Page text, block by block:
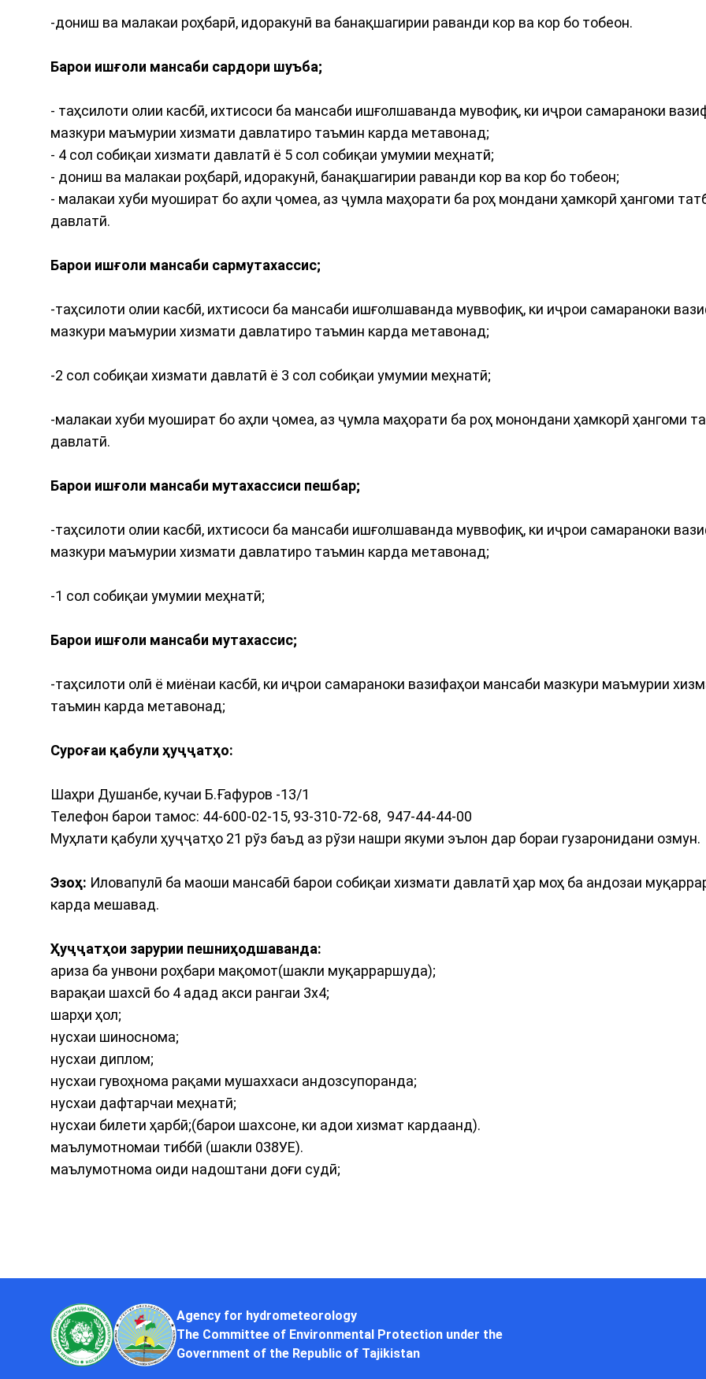
-дониш ва малакаи роҳбарӣ, идоракунӣ ва банақшагирии раванди кор ва кор бо тобеон.
Барои ишғоли мансаби сардори шуъба;
- таҳсилоти олии касбӣ, ихтисоси ба мансаби ишғолшаванда мувофиқ, ки иҷрои самараноки
мазкури маъмурии хизмати давлатиро таъмин карда метавонад;
- 4 сол собиқаи хизмати давлатӣ ё 5 сол собиқаи умумии меҳнатӣ;
- дониш ва малакаи роҳбарӣ, идоракунӣ, банақшагирии раванди кор ва кор бо тобеон;
- малакаи хуби муошират бо аҳли ҷомеа, аз ҷумла маҳорати ба роҳ мондани ҳамкорӣ ҳангоми
давлатӣ.
Барои ишғоли мансаби сармутахассис;
-таҳсилоти олии касбӣ, ихтисоси ба мансаби ишғолшаванда муввофиқ, ки иҷрои самараноки
мазкури маъмурии хизмати давлатиро таъмин карда метавонад;
-2 сол собиқаи хизмати давлатӣ ё 3 сол собиқаи умумии меҳнатӣ;
-малакаи хуби муошират бо аҳли ҷомеа, аз ҷумла маҳорати ба роҳ монондани ҳамкорӣ ҳангоми
давлатӣ.
Барои ишғоли мансаби мутахассиси пешбар;
-таҳсилоти олии касбӣ, ихтисоси ба мансаби ишғолшаванда муввофиқ, ки иҷрои самараноки
мазкури маъмурии хизмати давлатиро таъмин карда метавонад;
-1 сол собиқаи умумии меҳнатӣ;
Барои ишғоли мансаби мутахассис;
-таҳсилоти олӣ ё миёнаи касбӣ, ки иҷрои самараноки вазифаҳои мансаби мазкури маъмурии
таъмин карда метавонад;
Суроғаи қабули ҳуҷҷатҳо:
Шаҳри Душанбе, кучаи Б.Ғафуров -13/1
Телефон барои тамос: 44-600-02-15, 93-310-72-68, 947-44-44-00
Муҳлати қабули ҳуҷҷатҳо 21 рўз баъд аз рўзи нашри якуми эълон дар бораи гузаронидани озмун.
Эзоҳ: Иловапулӣ ба маоши мансабӣ барои собиқаи хизмати давлатӣ ҳар моҳ ба андозаи
карда мешавад.
Ҳуҷҷатҳои зарурии пешниҳодшаванда:
ариза ба унвони роҳбари мақомот(шакли муқарраршуда);
варақаи шахсӣ бо 4 адад акси рангаи 3х4;
шарҳи ҳол;
нусхаи шиноснома;
нусхаи диплом;
нусхаи гувоҳнома рақами мушаххаси андозсупоранда;
нусхаи дафтарчаи меҳнатӣ;
нусхаи билети ҳарбӣ;(барои шахсоне, ки адои хизмат кардаанд).
маълумотномаи тиббӣ (шакли 038УЕ).
маълумотнома оиди надоштани доғи судӣ;
Agency for hydrometeorology
The Committee of Environmental Protection under the
Government of the Republic of Tajikistan